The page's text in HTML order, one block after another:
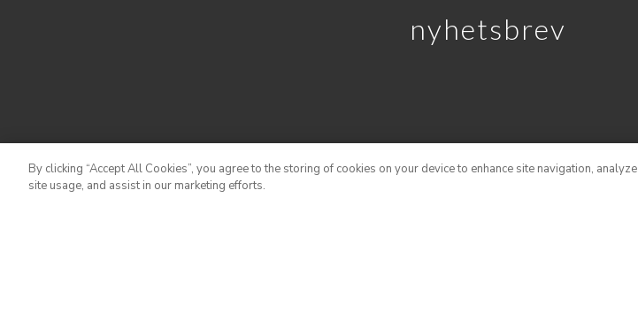
nyhetsbrev
By clicking “Accept All Cookies”, you agree to the storing of cookies on your device to enhance site navigation, analyze
site usage, and assist in our marketing efforts.